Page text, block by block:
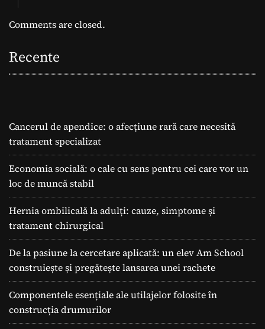
Comments are closed.
Recente
Cancerul de apendice: o afecțiune rară care necesită
tratament specializat
Economia socială: o cale cu sens pentru cei care vor un
loc de muncă stabil
Hernia ombilicală la adulți: cauze, simptome și
tratament chirurgical
De la pasiune la cercetare aplicată: un elev Am School
construiește și pregătește lansarea unei rachete
Componentele esențiale ale utilajelor folosite în
construcția drumurilor